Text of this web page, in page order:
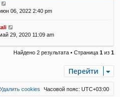
06, 2022 2:40 pm
29, 2020 11:09 am
Найдено 2 результата • Страница 1 из 1
Перейти
Часовой пояс: UTC+03:00
Удалить cookies